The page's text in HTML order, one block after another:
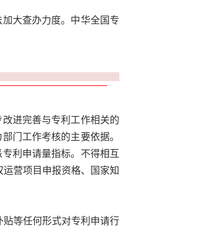
大查办力度。中华全国专
进完善与专利工作相关的
门工作考核的主要依据。
利申请量指标。不得相互
营项目申报资格、国家知
等任何形式对专利申请行